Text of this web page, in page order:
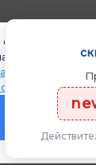
с
данных
и
OK
Все
на
на